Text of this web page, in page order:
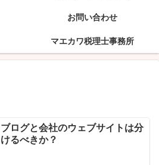
お問い合わせ
マエカワ税理士事務所
ブログと会社のウェブサイトは分
けるべきか？